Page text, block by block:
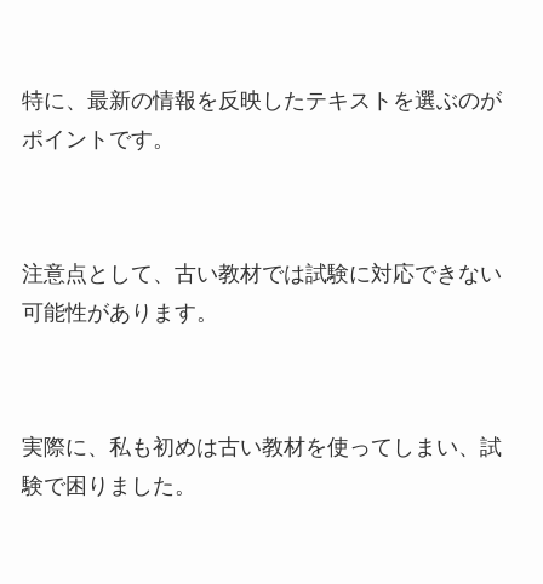
特に、最新の情報を反映したテキストを選ぶのが
ポイントです。
注意点として、古い教材では試験に対応できない
可能性があります。
実際に、私も初めは古い教材を使ってしまい、試
験で困りました。